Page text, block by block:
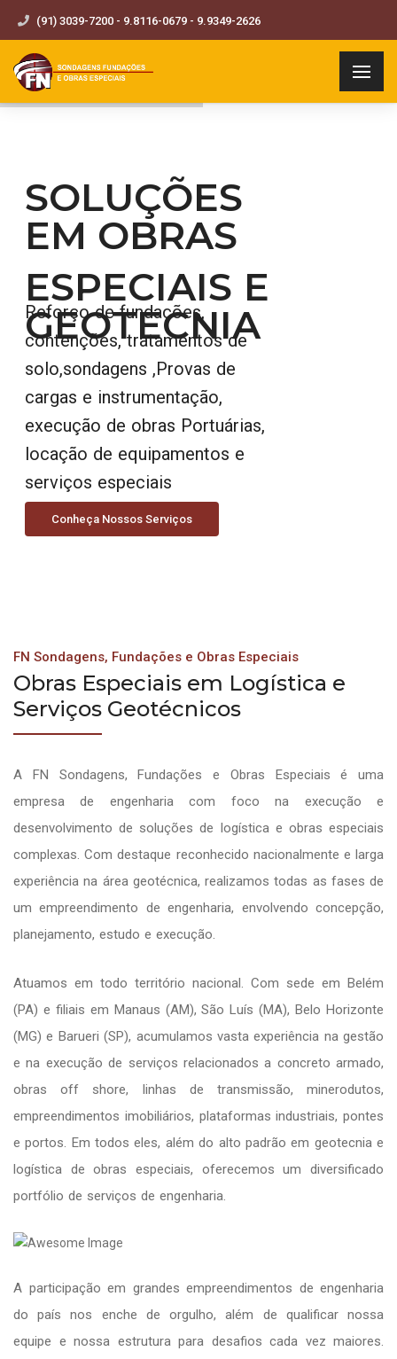
(91) 3039-7200 - 9.8116-0679 - 9.9349-2626
SOLUÇÕES
EM OBRAS
ESPECIAIS E
GEOTECNIA
Reforço de fundações,
contenções, tratamentos de
solo,sondagens ,Provas de
cargas e instrumentação,
execução de obras Portuárias,
locação de equipamentos e
serviços especiais
Conheça Nossos Serviços
FN Sondagens, Fundações e Obras Especiais
Obras Especiais em Logística e
Serviços Geotécnicos
A FN Sondagens, Fundações e Obras Especiais é uma
empresa de engenharia com foco na execução e
desenvolvimento de soluções de logística e obras especiais
complexas. Com destaque reconhecido nacionalmente e larga
experiência na área geotécnica, realizamos todas as fases de
um empreendimento de engenharia, envolvendo concepção,
planejamento, estudo e execução.
Atuamos em todo território nacional. Com sede em Belém
(PA) e filiais em Manaus (AM), São Luís (MA), Belo Horizonte
(MG) e Barueri (SP), acumulamos vasta experiência na gestão
e na execução de serviços relacionados a concreto armado,
obras off shore, linhas de transmissão, minerodutos,
empreendimentos imobiliários, plataformas industriais, pontes
e portos. Em todos eles, além do alto padrão em geotecnia e
logística de obras especiais, oferecemos um diversificado
portfólio de serviços de engenharia.
A participação em grandes empreendimentos de engenharia
do país nos enche de orgulho, além de qualificar nossa
equipe e nossa estrutura para desafios cada vez maiores.